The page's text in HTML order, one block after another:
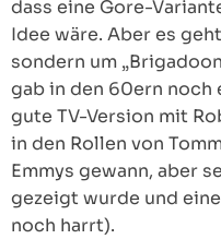
dass eine Gore-
Idee wäre. Aber es
sondern um
gab in den 60ern noch
gute TV-Version mit
in den Rollen von
Emmys gewann, aber
gezeigt wurde und
noch harrt).